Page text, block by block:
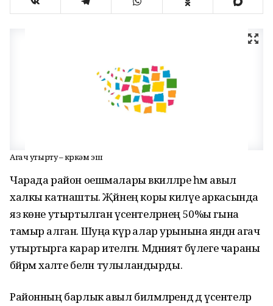
Агач утырту – күркәм эш
Чарада район оешмалары вәкилләре һәм авыл
халкы катнашты. Җәйнең коры килүе аркасында
яз көне утыртылган үсентеләрнең 50%ы гына
тамыр алган. Шуңа күрә алар урынына янәдән агач
утыртырга карар ителгән. Мәдәният бүлеге чараны
бәйрәм халәте белән тулыландырды.
Районның барлык авыл биләмәләрендә дә үсентеләр